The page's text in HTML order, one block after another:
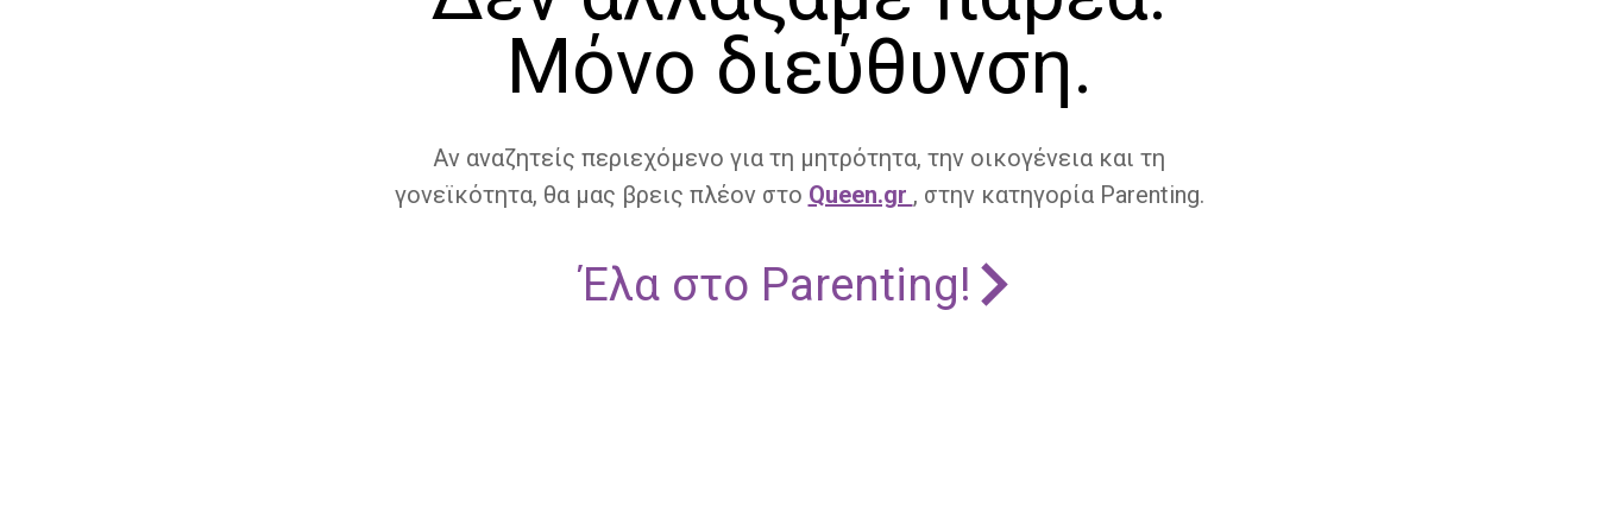
Μόνο διεύθυνση.
Αν αναζητείς περιεχόμενο για τη μητρότητα, την οικογένεια και τη
γονεϊκότητα, θα μας βρεις πλέον στο Queen.gr , στην κατηγορία Parenting.
Έλα στο Parenting!